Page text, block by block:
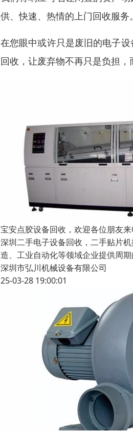
供、快速、热情的上门回收服
在您眼中或许只是废旧的电子
回收，让废弃物不再只是负担，
宝安点胶设备回收，欢迎各位朋友
深圳二手电子设备回收，二手贴片
造、工业自动化等领域企业提供周
深圳市弘川机械设备有限公司
25-03-28 19:00:01